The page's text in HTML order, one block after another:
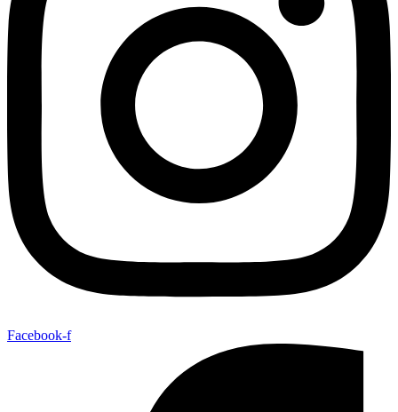
Facebook-f